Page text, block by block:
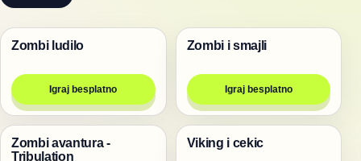
Pucanje
Zombi ludilo
Igraj besplatno
Pucanje
Zombi i smajli
Igraj besplatno
Pucanje
Zombi avantura -
Tribulation
Pucanje
Viking i cekic